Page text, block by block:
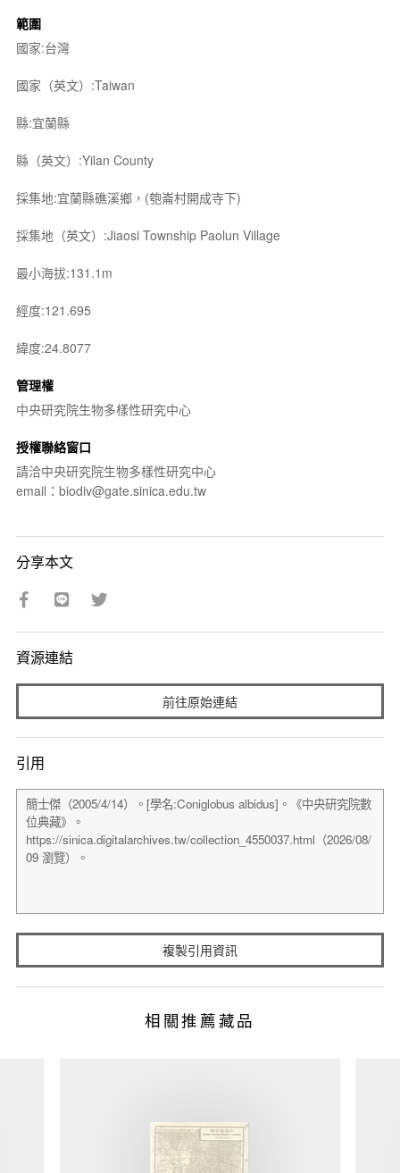
範圍
國家:台灣
國家（英文）:Taiwan
縣:宜蘭縣
縣（英文）:Yilan County
採集地:宜蘭縣礁溪鄉，(匏崙村開成寺下)
採集地（英文）:Jiaosi Township Paolun Village
最小海拔:131.1m
經度:121.695
緯度:24.8077
管理權
中央研究院生物多樣性研究中心
授權聯絡窗口
請洽中央研究院生物多樣性研究中心
email：biodiv@gate.sinica.edu.tw
分享本文
資源連結
前往原始連結
引用
複製引用資訊
相關推薦藏品